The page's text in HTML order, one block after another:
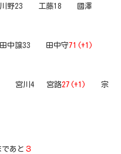
23 工藤18 國澤
譲33 田中守71(+1)
宮川4 宮路27(+1)
宗
あと ３